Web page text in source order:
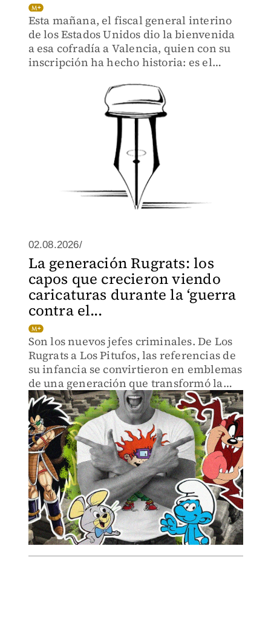
Esta mañana, el fiscal general interino
de los Estados Unidos dio la bienvenida
a esa cofradía a Valencia, quien con su
inscripción ha hecho historia: es el
02.08.2026/
La generación Rugrats: los
capos que crecieron viendo
caricaturas durante la ‘guerra
contra el...
Son los nuevos jefes criminales. De Los
Rugrats a Los Pitufos, las referencias de
su infancia se convirtieron en emblemas
de una generación que transformó la
nostalgia y el miedo en marca.